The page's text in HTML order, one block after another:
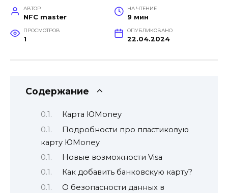
АВТОР
NFC master
НА ЧТЕНИЕ
9 мин
ПРОСМОТРОВ
1
ОПУБЛИКОВАНО
22.04.2024
Содержание
Карта ЮMoney
Подробности про пластиковую
карту ЮMoney
Новые возможности Visa
Как добавить банковскую карту?
О безопасности данных в